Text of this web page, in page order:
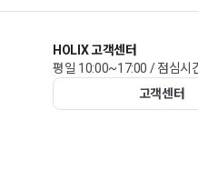
HOLIX 고객센터
평일 10:00~17:00 / 점심시
고객센터